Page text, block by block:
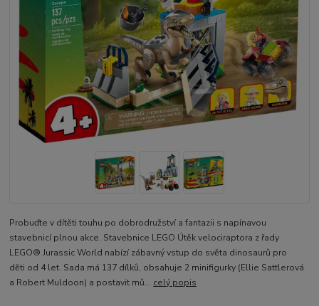
Probuďte v dítěti touhu po dobrodružství a fantazii s napínavou
stavebnicí plnou akce. Stavebnice LEGO Útěk velociraptora z řady
LEGO® Jurassic World nabízí zábavný vstup do světa dinosaurů pro
děti od 4 let. Sada má 137 dílků, obsahuje 2 minifigurky (Ellie Sattlerová
a Robert Muldoon) a postavit mů... celý popis